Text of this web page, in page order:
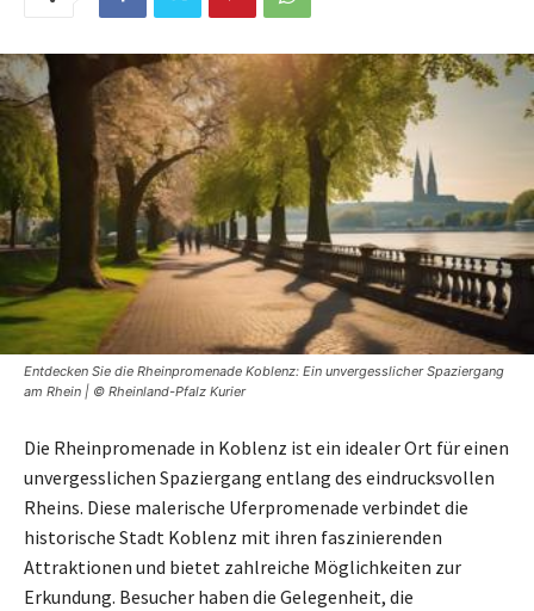
Entdecken Sie die Rheinpromenade Koblenz: Ein unvergesslicher Spaziergang
am Rhein | © Rheinland-Pfalz Kurier
Die Rheinpromenade in Koblenz ist ein idealer Ort für einen
unvergesslichen Spaziergang entlang des eindrucksvollen
Rheins. Diese malerische Uferpromenade verbindet die
historische Stadt Koblenz mit ihren faszinierenden
Attraktionen und bietet zahlreiche Möglichkeiten zur
Erkundung. Besucher haben die Gelegenheit, die